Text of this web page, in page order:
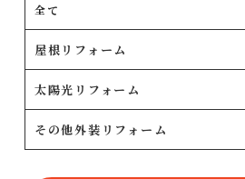
全て
屋根リフォーム
太陽光リフォーム
その他外装リフォーム